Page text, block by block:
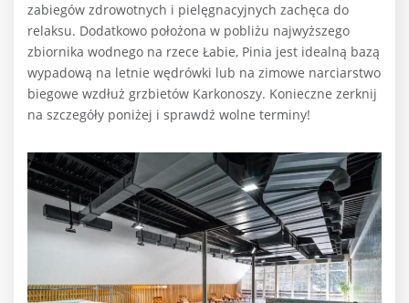
zabiegów zdrowotnych i pielęgnacyjnych zachęca do
relaksu. Dodatkowo położona w pobliżu najwyższego
zbiornika wodnego na rzece Łabie, Pinia jest idealną bazą
wypadową na letnie wędrówki lub na zimowe narciarstwo
biegowe wzdłuż grzbietów Karkonoszy. Konieczne zerknij
na szczegóły poniżej i sprawdź wolne terminy!